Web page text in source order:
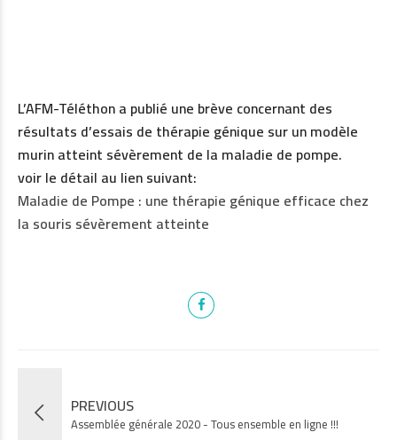
L’AFM-Téléthon a publié une brève concernant des
résultats d’essais de thérapie génique sur un modèle
murin atteint sévèrement de la maladie de pompe.
voir le détail au lien suivant:
Maladie de Pompe : une thérapie génique efficace chez
la souris sévèrement atteinte
PREVIOUS
Assemblée générale 2020 - Tous ensemble en ligne !!!